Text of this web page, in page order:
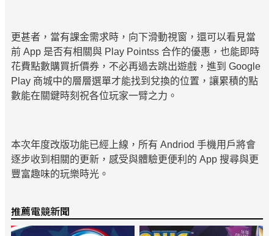
更甚者，當有課金需求時，向下滑動視窗，還可以看見當
前 App 是否有相關與 Play Pointss 合作的優惠，也能即時
花費點數購買折價券，不必再過去跳出遊戲，進到 Google
Play 商城中的層層選單才能找到兌換的位置，讓累積的點
數能在關鍵時刻祝各位玩家一臂之力。
本次年度改版功能已經上線，所有 Andriod 手機用戶將會
逐步收到相關的更新，感受與體驗更便利的 App 搜尋與更
豐富趣味的玩樂時光。
推薦電競新聞